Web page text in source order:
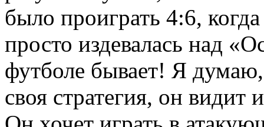
было проиграть 4:6,
просто издевалась над
футболе бывает! Я думаю,
своя стратегия, он